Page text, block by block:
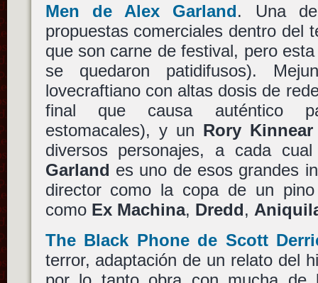
Men de Alex Garland. Una
propuestas comerciales dentro del
que son carne de festival, pero
se quedaron patidifusos).
lovecraftiano con altas dosis de
final que causa auténtico
estomacales), y un Rory Kinnear
diversos personajes, a cada
Garland es uno de esos grandes
director como la copa de un
como Ex Machina, Dredd,
The Black Phonede Scott
terror, adaptación de un relato del